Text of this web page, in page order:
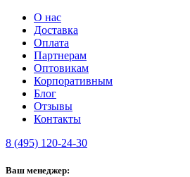
О нас
Доставка
Оплата
Партнерам
Оптовикам
Корпоративным
Блог
Отзывы
Контакты
8 (495) 120-24-30
Ваш менеджер: